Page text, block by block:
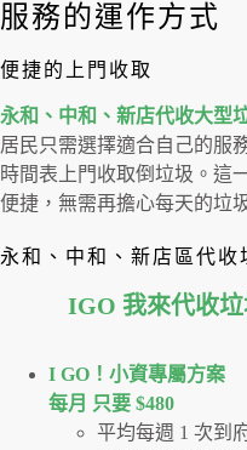
服務的運作方式
便捷的上門收取
永和、中和、新店代收大型
居民只需選擇適合自己的服
時間表上門收取倒垃圾。這
便捷，無需再擔心每天的垃
永和、中和、新店區代收
IGO 我來代收
I GO！⼩資專屬⽅案
每月 只要 $480
平均每週 1 次到